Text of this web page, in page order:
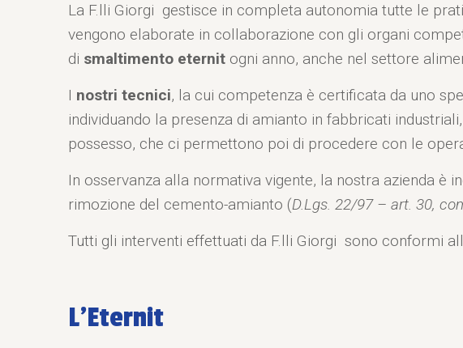
La F.lli Giorgi gestisce in completa autonomia tutte le
vengono elaborate in collaborazione con gli organi
di smaltimento eternit ogni anno, anche nel settore
I nostri tecnici, la cui competenza è certificata da uno
individuando la presenza di amianto in fabbricati
possesso, che ci permettono poi di procedere con le
In osservanza alla normativa vigente, la nostra azienda è
rimozione del cemento-amianto (D.Lgs. 22/97 – art. 30,
Tutti gli interventi effettuati da F.lli Giorgi sono conformi
L’Eternit